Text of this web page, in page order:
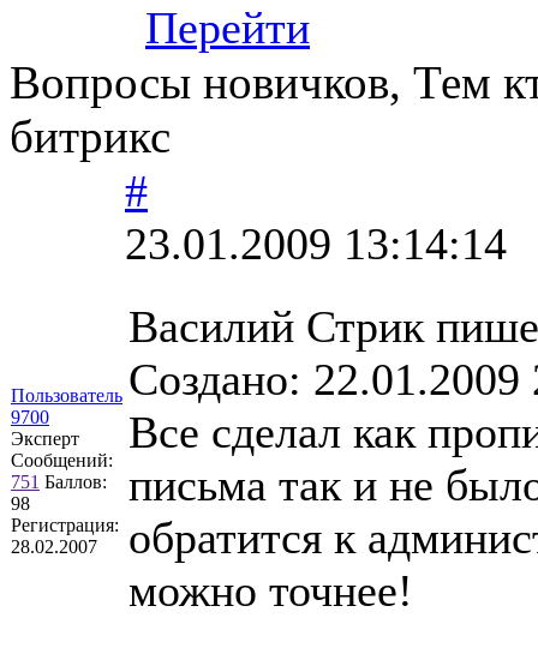
Перейти
Вопросы новичков, Тем
битрикс
Пользователь
9700
Эксперт
Сообщений:
751 Баллов:
98
Регистрация:
28.02.2007
#
23.01.2009 13:14:14
Василий Стрик
Создано:
Все сделал как
письма так и не
обратится к
можно точнее!